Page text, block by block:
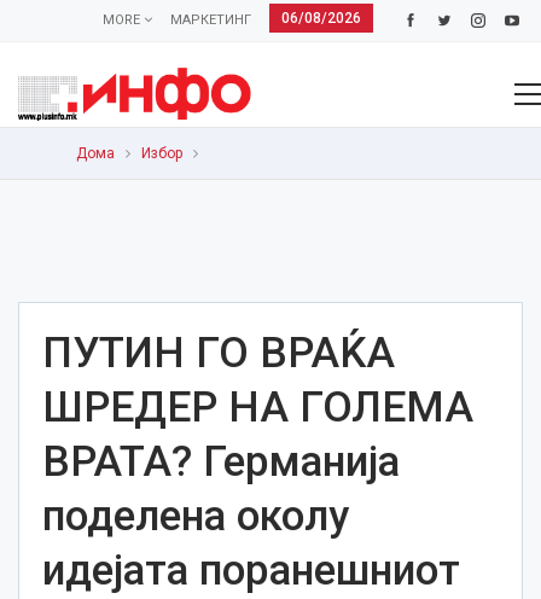
06/08/2026
МАРКЕТИНГ
MORE
Дома Избор
ПУТИН ГО ВРАЌА
ШРЕДЕР НА ГОЛЕМА
ВРАТА? Германија
поделена околу
идејата поранешниот